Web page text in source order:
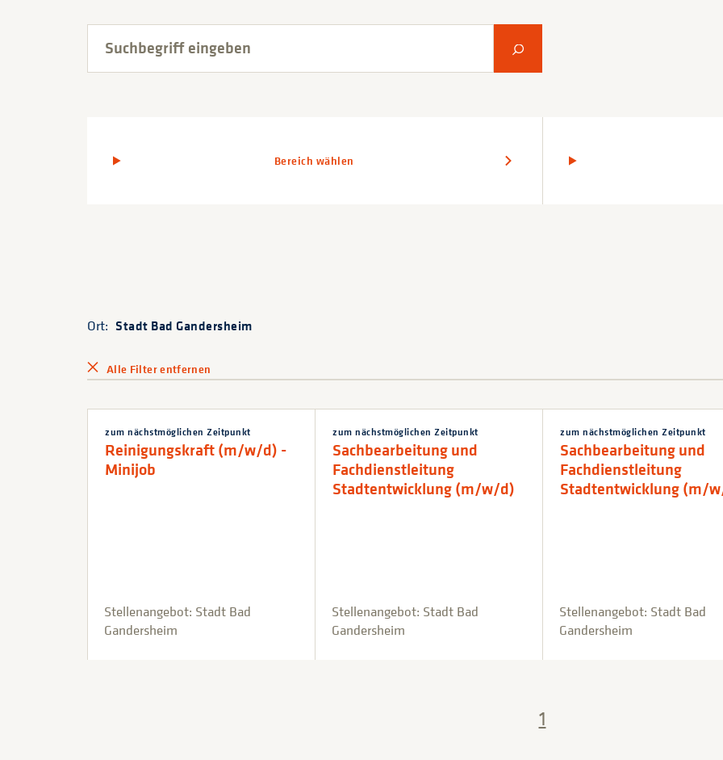
Bereich wählen
Ort: Stadt Bad Gandersheim
Alle Filter entfernen
zum nächstmöglichen Zeitpunkt
Reinigungskraft (m/w/d) -
Minijob
Stellenangebot: Stadt Bad
Gandersheim
zum nächstmöglichen Zeitpunkt
Sachbearbeitung und
Fachdienstleitung
Stadtentwicklung (m/w/d)
Stellenangebot: Stadt Bad
Gandersheim
zum nächstmöglichen Zeitpunkt
Sachbearbeitung und
Fachdienstleitung
Stadtentwicklung (m/
Stellenangebot: Stadt Bad
Gandersheim
1